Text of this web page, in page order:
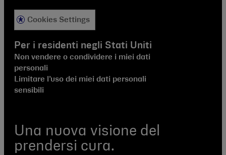
Una nuova visione del
prendersi cura.
Cookies Settings
Per i residenti negli Stati Uniti
Non vendere o condividere i miei dati
personali
Limitare l’uso dei miei dati personali
sensibili